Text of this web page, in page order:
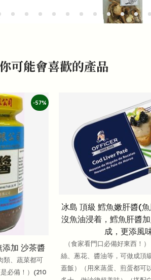
你可能會喜歡的產品
-57%
添加 沙茶醬
類、蔬菜都可
必備！）(210
冰島 頂級 鱈魚嫩肝醬(魚
沒魚油浸着，鱈魚肝醬
成，更添風
（食家看門口必備好東西！
絲、蔥花、醬油等，可做成頂
蓋飯）（用來蒸蛋、煎蛋都可